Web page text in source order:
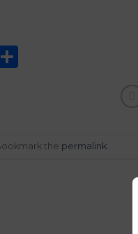
WhatsApp
the permalink